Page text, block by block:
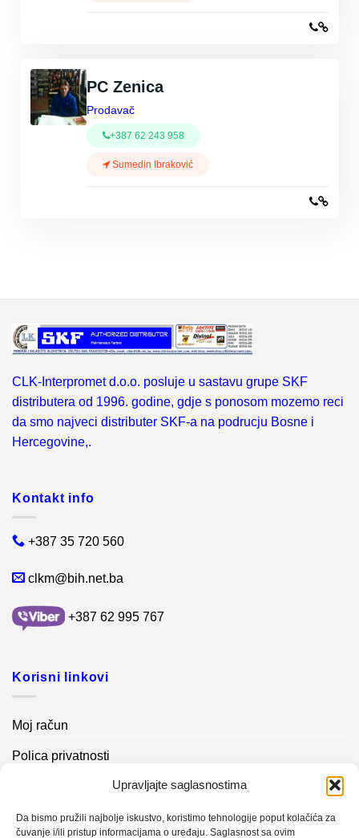
Upravljajte saglasnostima
Da bismo pružili najbolje iskustvo, koristimo tehnologije poput kolačića za
čuvanje i/ili pristup informacijama o uređaju. Saglasnost sa ovim
PC Zenica
Prodavač
+387 62 243 958
Sumedin Ibraković
CLK-Interpromet d.o.o. posluje u sastavu grupe SKF
distributera od 1996. godine, gdje s ponosom mozemo reci
da smo najveci distributer SKF-a na podrucju Bosne i
Hercegovine,.
Kontakt info
+387 35 720 560
clkm@bih.net.ba
+387 62 995 767
Korisni linkovi
Moj račun
Polica privatnosti
Kontakt info